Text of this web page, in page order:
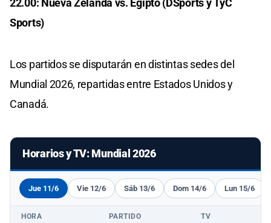
22.00: Nueva Zelanda vs. Egipto (DSports y TyC
Sports)
Los partidos se disputarán en distintas sedes del
Mundial 2026, repartidas entre Estados Unidos y
Canadá.
Horarios y TV: Mundial 2026
Jue 11/6 Vie 12/6 Sáb 13/6 Dom 14/6 Lun 15/6
HORA PARTIDO TV